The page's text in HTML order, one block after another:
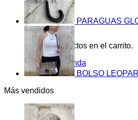
No hay productos en el carrito.
Volver a la tienda
PARAGUAS
BOLSO
Más vendidos